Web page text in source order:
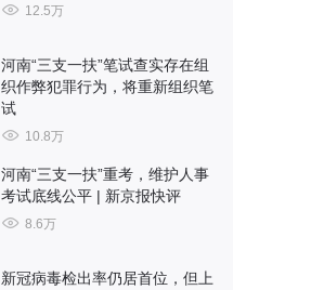
12.5万
河南“三支一扶”笔试查实存在组
织作弊犯罪行为，将重新组织笔
试
10.8万
河南“三支一扶”重考，维护人事
考试底线公平 | 新京报快评
8.6万
新冠病毒检出率仍居首位，但上